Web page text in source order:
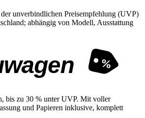
unverbindlichen Preisempfehlung (UVP)
abhängig von Modell, Ausstattung
%
bis zu 30 % unter UVP. Mit voller
und Papieren inklusive, komplett